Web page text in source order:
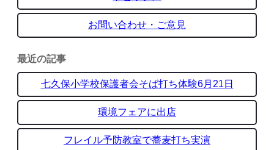
お問い合わせ・ご意見
最近の記事
七久保小学校保護者会そば打ち体験6月21日
環境フェアに出店
フレイル予防教室で蕎麦打ち実演